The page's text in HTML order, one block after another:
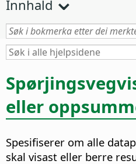
Innhald
eller
Spesifiserer om alle
skal visast eller berre